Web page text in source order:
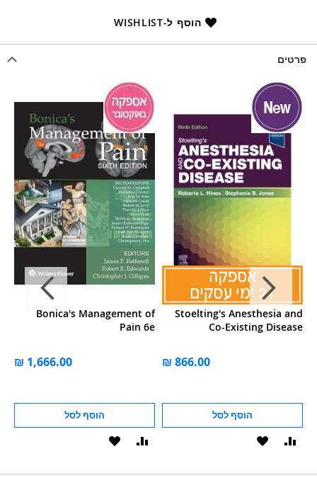
הוסף ל-WISHLIST
פרטים
Bonica's Management of
Pain 6e
הוסף לסל
הוסף
Stoelting's Anesthesia and
Co-Existing Disease
הוסף לסל
הוסף